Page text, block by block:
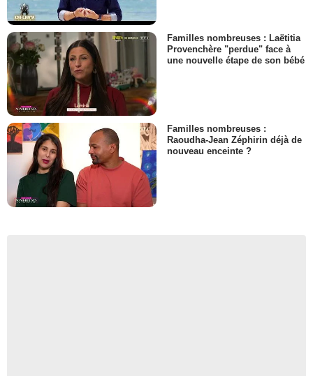
Familles nombreuses : Laëtitia
Provenchère "perdue" face à
une nouvelle étape de son bébé
Familles nombreuses :
Raoudha-Jean Zéphirin déjà de
nouveau enceinte ?